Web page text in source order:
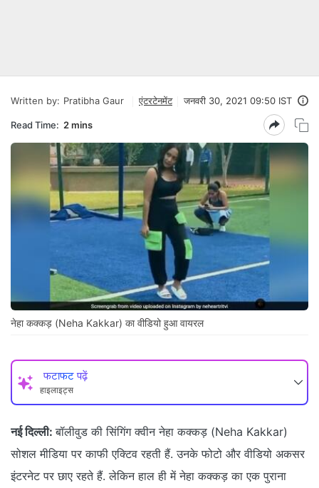
Written by: Pratibha Gaur एंटरटेनमेंट जनवरी 30, 2021 09:50 IST
Read Time: 2 mins
नेहा कक्कड़ (Neha Kakkar) का वीडियो हुआ वायरल
फटाफट पढ़ें
हाइलाइट्स
नई दिल्ली: बॉलीवुड की सिंगिंग क्वीन नेहा कक्कड़ (Neha Kakkar)
सोशल मीडिया पर काफी एक्टिव रहती हैं. उनके फोटो और वीडियो अकसर
इंटरनेट पर छाए रहते हैं. लेकिन हाल ही में नेहा कक्कड़ का एक पुराना